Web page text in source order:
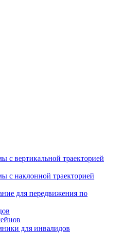
с вертикальной траекторией
с наклонной траекторией
для передвижения по
для инвалидов